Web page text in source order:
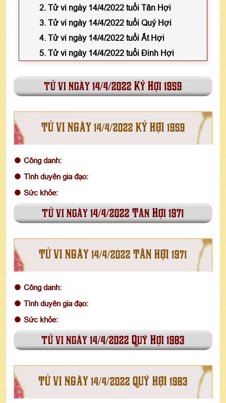
2. Tử vi ngày 14/4/2022 tuổi Tân Hợi
3. Tử vi ngày 14/4/2022 tuổi Quý Hợi
4. Tử vi ngày 14/4/2022 tuổi Ất Hợi
5. Tử vi ngày 14/4/2022 tuổi Đinh Hợi
tử vi ngày 14/4/2022 Kỷ Hợi 1959
TỬ VI NGÀY 14/4/2022 KỶ HỢI 1959
Công danh:
Tình duyên gia đạo:
Sức khỏe:
tử vi ngày 14/4/2022 Tân Hợi 1971
TỬ VI NGÀY 14/4/2022 TÂN HỢI 1971
Công danh:
Tình duyên gia đạo:
Sức khỏe:
tử vi ngày 14/4/2022 Quý Hợi 1983
TỬ VI NGÀY 14/4/2022 QUÝ HỢI 1983